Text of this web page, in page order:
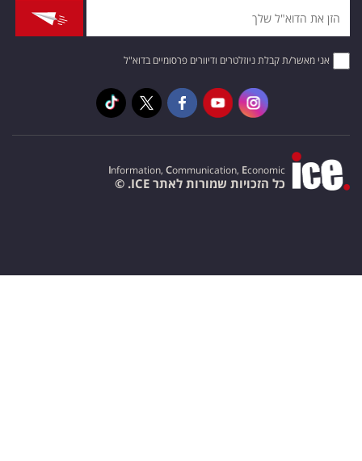
אני מאשר/ת קבלת ניוזלטרים ודיוורים פרסומיים בדוא"ל
Information, Communication, Economic
כל הזכויות שמורות לאתר ICE. ©